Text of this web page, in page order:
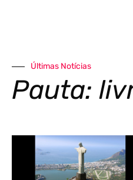
Últimas Notícias
Pauta: